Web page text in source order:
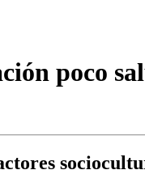
poco